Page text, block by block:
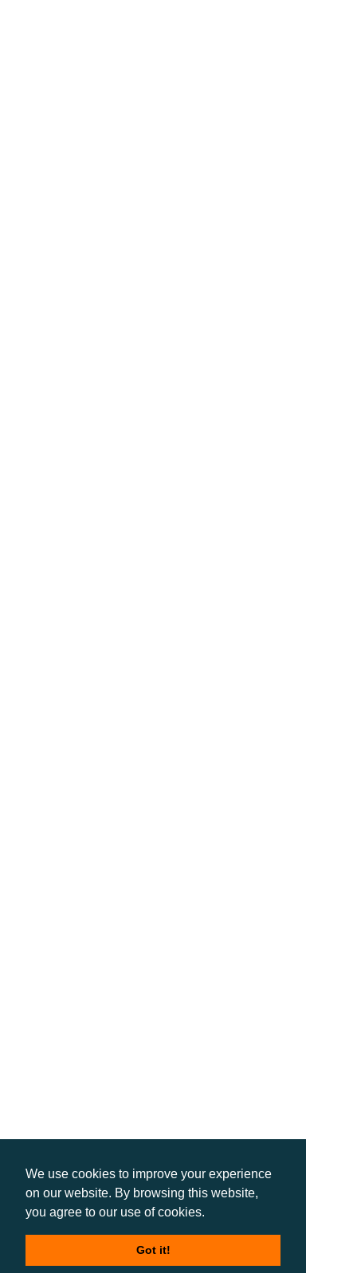
We use cookies to improve your experience
on our website. By browsing this website,
you agree to our use of cookies.
Got it!